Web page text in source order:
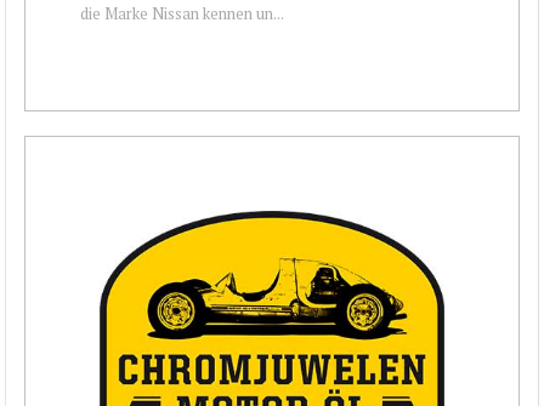
die Marke Nissan kennen un...